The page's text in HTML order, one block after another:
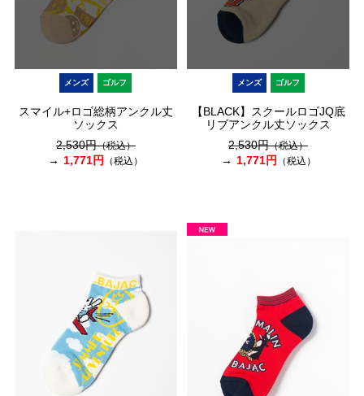
メンズ ゴルフ
スマイル+ロゴ総柄アンクル丈
ソックス
2,530円（税込）
1,771円 （税込）
メンズ ゴルフ
【BLACK】スクールロゴJQ底
リブアンクル丈ソックス
2,530円（税込）
1,771円 （税込）